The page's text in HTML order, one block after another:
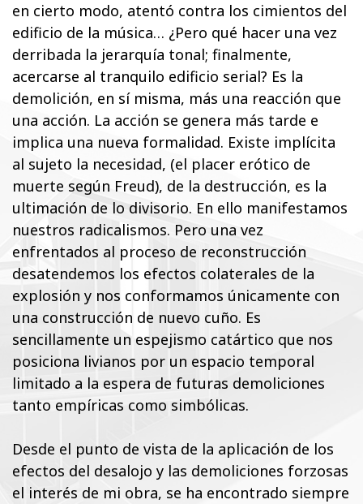
en cierto modo, atentó contra los cimientos del
edificio de la música… ¿Pero qué hacer una vez
derribada la jerarquía tonal; finalmente,
acercarse al tranquilo edificio serial? Es la
demolición, en sí misma, más una reacción que
una acción. La acción se genera más tarde e
implica una nueva formalidad. Existe implícita
al sujeto la necesidad, (el placer erótico de
muerte según Freud), de la destrucción, es la
ultimación de lo divisorio. En ello manifestamos
nuestros radicalismos. Pero una vez
enfrentados al proceso de reconstrucción
desatendemos los efectos colaterales de la
explosión y nos conformamos únicamente con
una construcción de nuevo cuño. Es
sencillamente un espejismo catártico que nos
posiciona livianos por un espacio temporal
limitado a la espera de futuras demoliciones
tanto empíricas como simbólicas.
Desde el punto de vista de la aplicación de los
efectos del desalojo y las demoliciones forzosas
el interés de mi obra, se ha encontrado siempre